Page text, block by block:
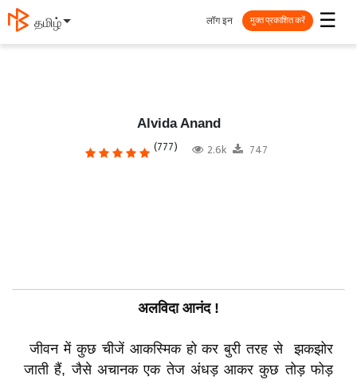
தமிழ் ☰
लॉग इन मुक्त प्रकाशित करें
Alvida Anand
(777) 2.6k 747
अलविदा आनंद !
जीवन में कुछ चीजें आकस्मिक हो कर बुरी तरह से झकझोर
जाती हैं, जैसे अचानक एक तेज अंधड़ आकर कुछ तोड़ फोड़